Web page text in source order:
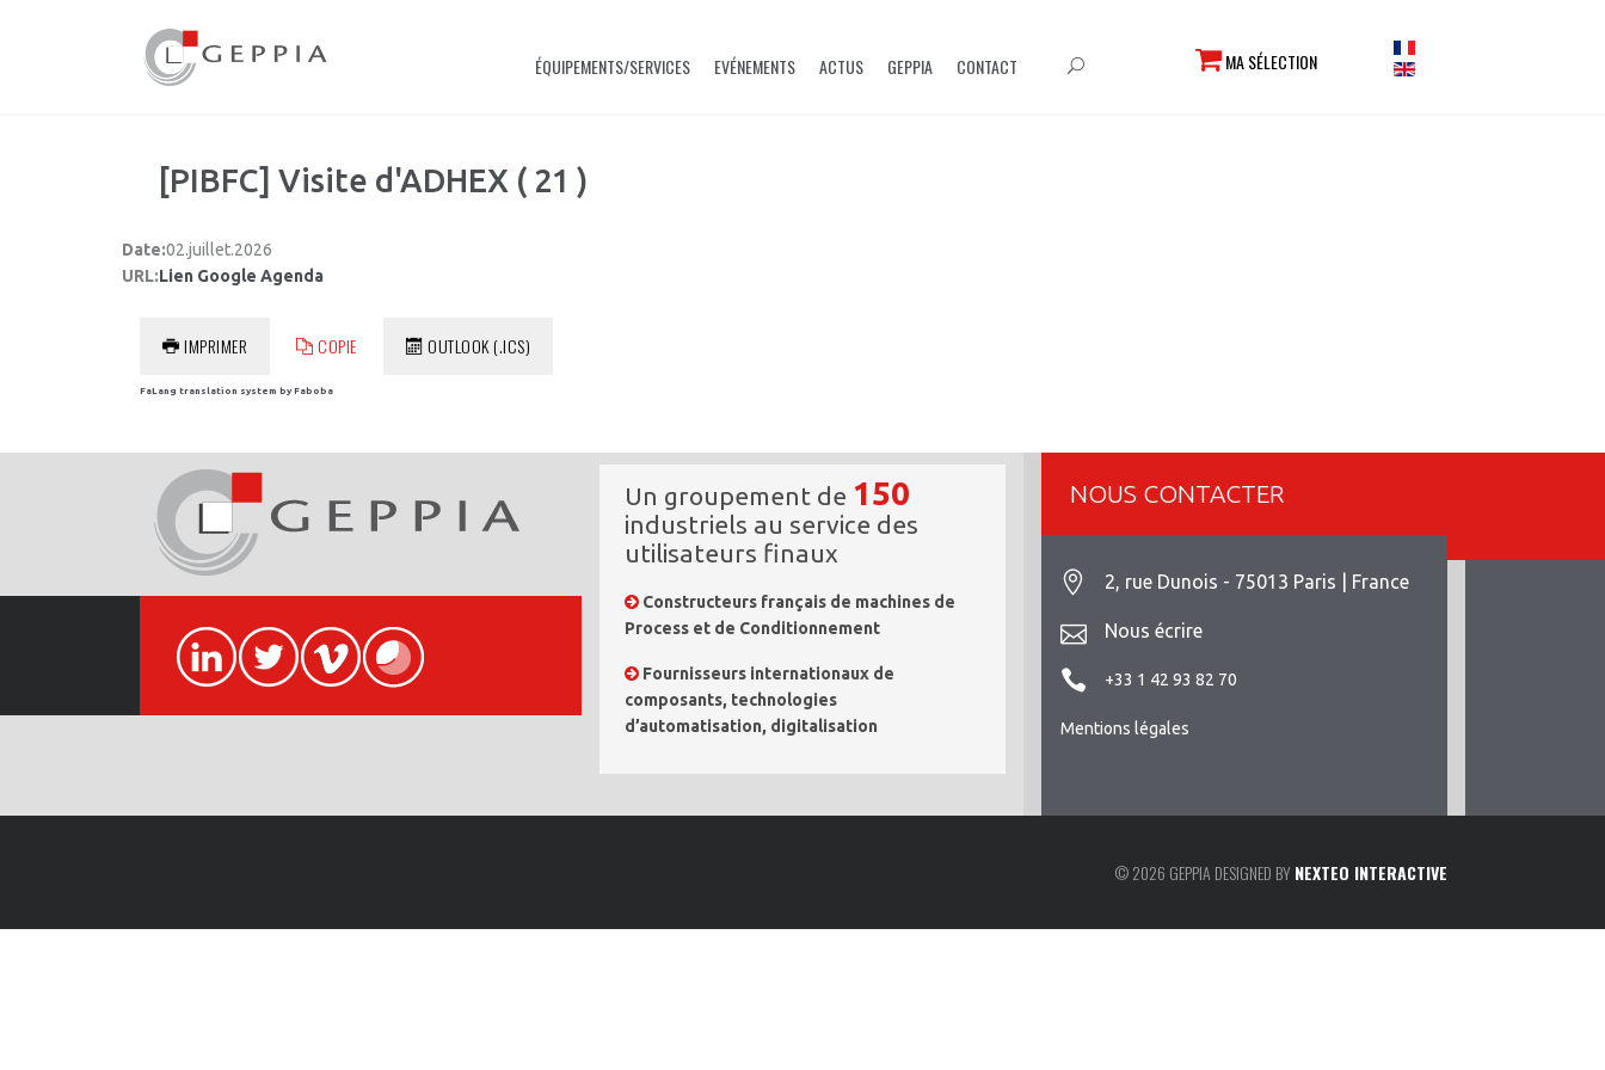
ÉQUIPEMENTS/SERVICES EVÉNEMENTS ACTUS GEPPIA CONTACT MA SÉLECTION
[PIBFC] Visite d'ADHEX ( 21 )
Date:02.juillet.2026
URL:Lien Google Agenda
IMPRIMER COPIE OUTLOOK (.ICS)
FaLang translation system by Faboba
Un groupement de 150
industriels au service des
utilisateurs finaux
Constructeurs français de machines de
Process et de Conditionnement
Fournisseurs internationaux de
composants, technologies
d’automatisation, digitalisation
NOUS CONTACTER
2, rue Dunois - 75013 Paris | France
Nous écrire
+33 1 42 93 82 70
Mentions légales
© 2026 GEPPIA DESIGNED BYNEXTEO INTERACTIVE